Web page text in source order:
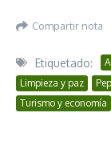
Compartir nota
Etiquetado:
Limpieza y paz
Turismo y economía